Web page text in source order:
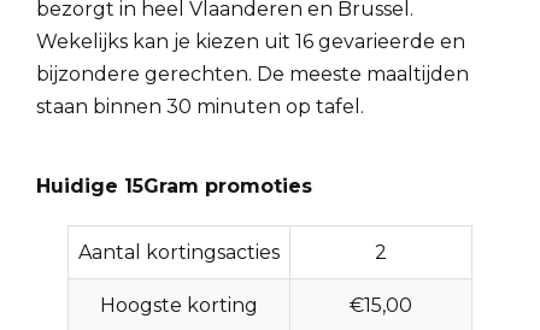
bezorgt in heel Vlaanderen en Brussel.
Wekelijks kan je kiezen uit 16 gevarieerde en
bijzondere gerechten. De meeste maaltijden
staan binnen 30 minuten op tafel.
Huidige 15Gram promoties
Aantal kortingsacties 2
Hoogste korting €15,00